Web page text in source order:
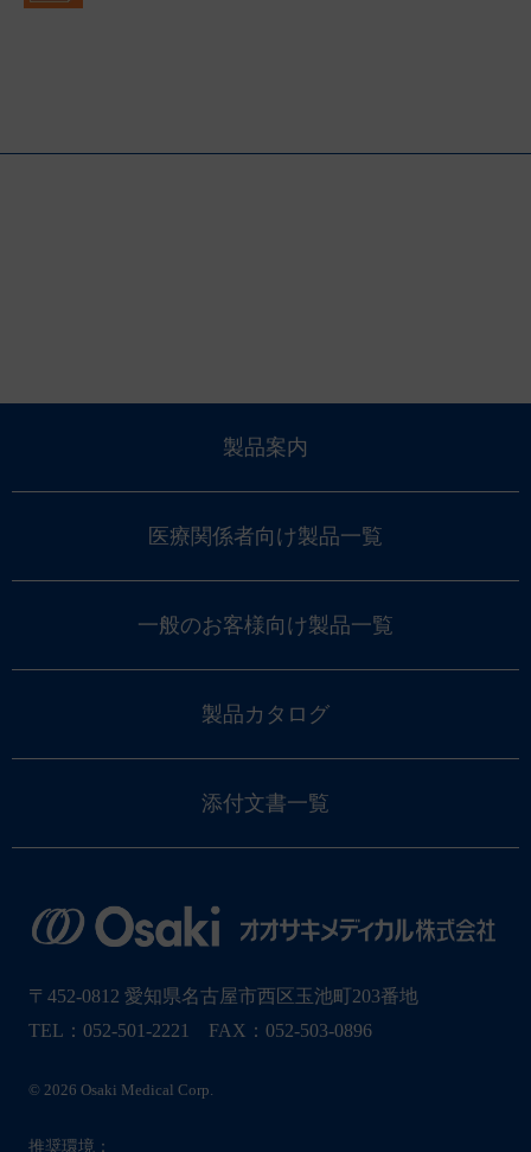
製品案内
医療関係者向け製品一覧
一般のお客様向け製品一覧
製品カタログ
添付文書一覧
〒452-0812 愛知県名古屋市西区玉池町203番地
TEL：052-501-2221 FAX：052-503-0896
© 2026 Osaki Medical Corp.
推奨環境：